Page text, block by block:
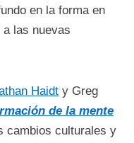
en la forma en
las nuevas
Haidt y Greg
de la mente
cambios culturales y